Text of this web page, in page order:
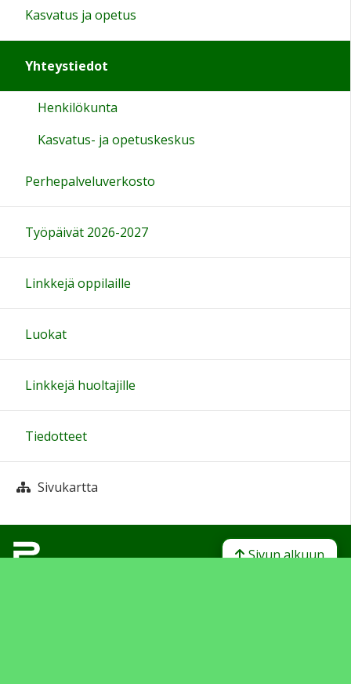
Kasvatus ja opetus
Yhteystiedot
Henkilökunta
Kasvatus- ja opetuskeskus
Perhepalveluverkosto
Työpäivät 2026-2027
Linkkejä oppilaille
Luokat
Linkkejä huoltajille
Tiedotteet
Sivukartta
Sivun alkuun